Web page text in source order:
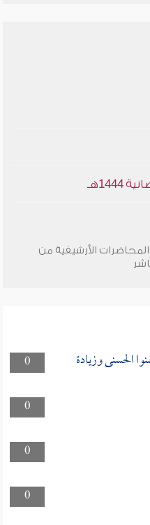
الأرشيفية من
0 الحسنى وزيادة
0
0
0